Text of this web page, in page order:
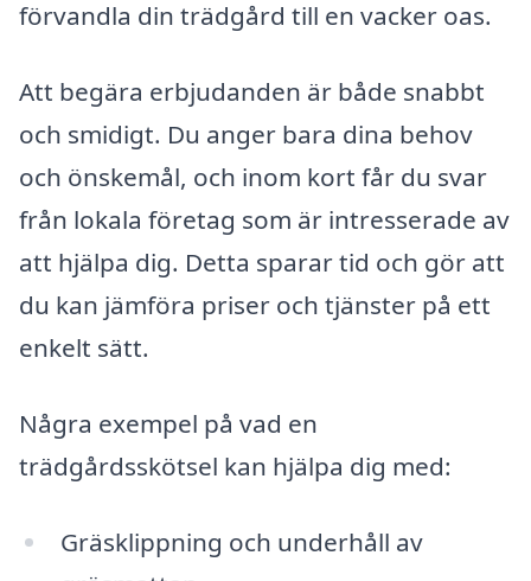
förvandla din trädgård till en vacker oas.
Att begära erbjudanden är både snabbt
och smidigt. Du anger bara dina behov
och önskemål, och inom kort får du svar
från lokala företag som är intresserade av
att hjälpa dig. Detta sparar tid och gör att
du kan jämföra priser och tjänster på ett
enkelt sätt.
Några exempel på vad en
trädgårdsskötsel kan hjälpa dig med:
Gräsklippning och underhåll av